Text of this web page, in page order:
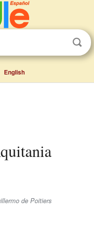
English
de Poitiers